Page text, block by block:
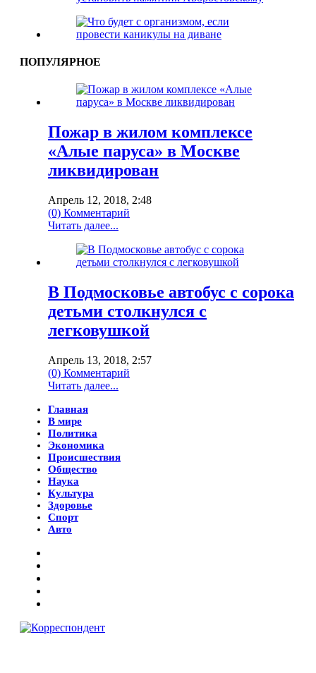
ПОПУЛЯРНОЕ
Пожар в жилом комплексе
«Алые паруса» в Москве
ликвидирован
Апрель 12, 2018, 2:48
(0) Комментарий
Читать далее...
В Подмосковье автобус с сорока
детьми столкнулся с
легковушкой
Апрель 13, 2018, 2:57
(0) Комментарий
Читать далее...
Главная
В мире
Политика
Экономика
Происшествия
Общество
Наука
Культура
Здоровье
Спорт
Авто